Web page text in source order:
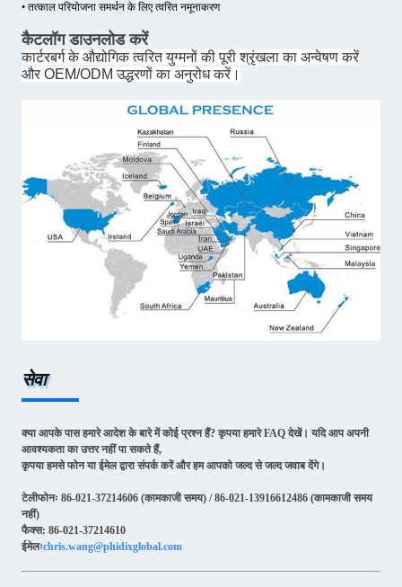
• तत्काल परियोजना समर्थन के लिए त्वरित नमूनाकरण
कैटलॉग डाउनलोड करें
कार्टरबर्ग के औद्योगिक त्वरित युग्मनों की पूरी श्रृंखला का अन्वेषण करें
और OEM/ODM उद्धरणों का अनुरोध करें।
सेवा
क्या आपके पास हमारे आदेश के बारे में कोई प्रश्न हैं? कृपया हमारे FAQ देखें। यदि आप अपनी
आवश्यकता का उत्तर नहीं पा सकते हैं,
कृपया हमसे फोन या ईमेल द्वारा संपर्क करें और हम आपको जल्द से जल्द जवाब देंगे।
टेलीफोनः 86-021-37214606 (कामकाजी समय) / 86-021-13916612486 (कामकाजी समय
नहीं)
फैक्स: 86-021-37214610
ईमेलःchris.wang@phidixglobal.com